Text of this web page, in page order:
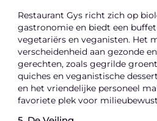
Restaurant Gys richt zich op
gastronomie en biedt een
vegetariërs en veganisten. Het
verscheidenheid aan gezonde
gerechten, zoals gegrilde
quiches en veganistische
en het vriendelijke personeel
favoriete plek voor